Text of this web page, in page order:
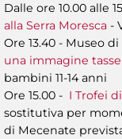
Dalle ore 10.00 alle
alla Serra Moresca -
Ore 13.40 - Museo di
una immagine
bambini 11-14 anni
Ore 15.00 - I Trofei
sostitutiva per
di Mecenate